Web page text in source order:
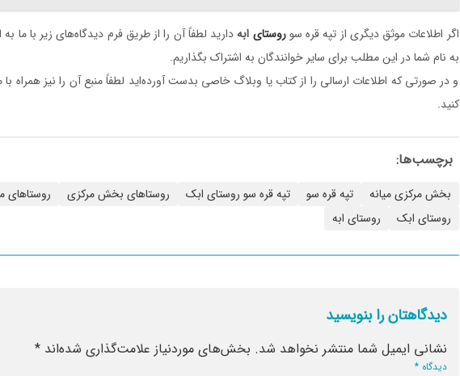
اگر اطلاعات موثق دیگری از تپه قره سوروستای ابهدارید لطفاً آن را از طریق فرم دیدگاه‌های زیر با ما به
به نام شما در این مطلب برای سایر خوانندگان به اشتراک بگذاریم.
و در صورتی که اطلاعات ارسالی را از کتاب یا وبلاگ خاصی بدست آورده‌اید لطفاً منبع آن را نیز همراه
کنید.
برچسب‌ها:
بخش مرکزی میانه تپه قره سو تپه قره سو روستای ابک روستاهای بخش مرکزی
روستاهای
روستای ابک
روستای ابه
دیدگاهتان را بنویسید
نشانی ایمیل شما منتشر نخواهد شد. بخش‌های موردنیاز علامت‌گذاری شده‌اند*
دیدگاه*